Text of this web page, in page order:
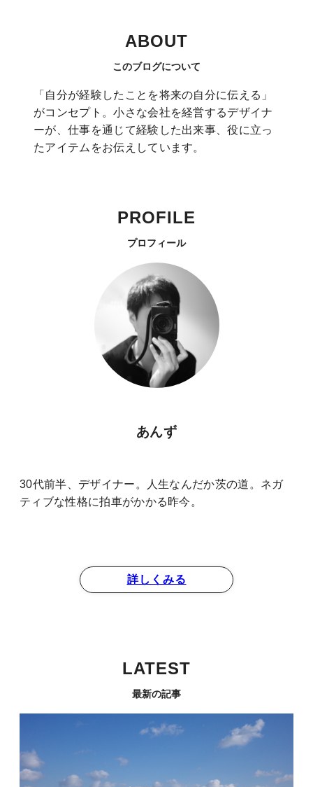
ABOUT
このブログについて
「自分が経験したことを将来の自分に伝える」
がコンセプト。小さな会社を経営するデザイナ
ーが、仕事を通じて経験した出来事、役に立っ
たアイテムをお伝えしています。
PROFILE
プロフィール
あんず
30代前半、デザイナー。人生なんだか茨の道。ネガ
ティブな性格に拍車がかかる昨今。
詳しくみる
LATEST
最新の記事